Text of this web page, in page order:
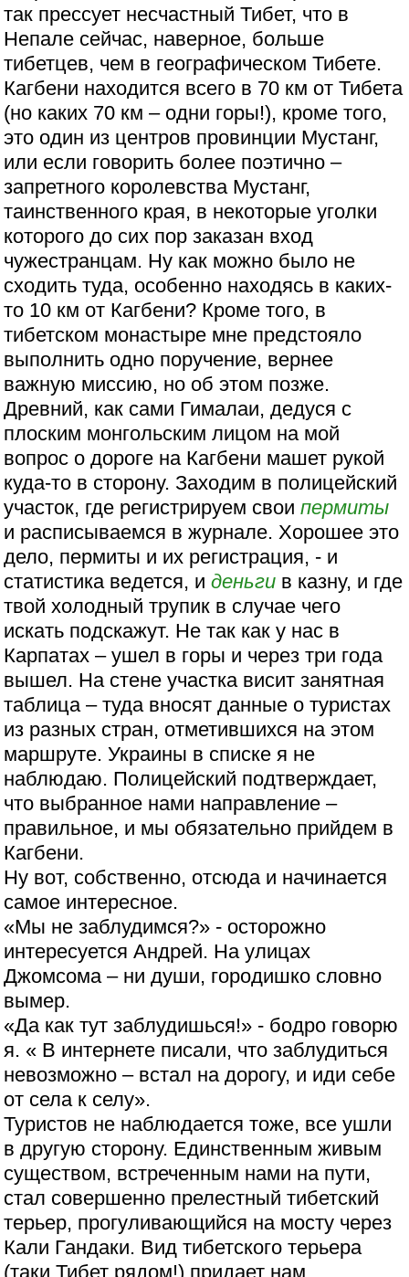
так прессует несчастный Тибет, что в
Непале сейчас, наверное, больше
тибетцев, чем в географическом Тибете.
Кагбени находится всего в 70 км от Тибета
(но каких 70 км – одни горы!), кроме того,
это один из центров провинции Мустанг,
или если говорить более поэтично –
запретного королевства Мустанг,
таинственного края, в некоторые уголки
которого до сих пор заказан вход
чужестранцам. Ну как можно было не
сходить туда, особенно находясь в каких-
то 10 км от Кагбени? Кроме того, в
тибетском монастыре мне предстояло
выполнить одно поручение, вернее
важную миссию, но об этом позже.
Древний, как сами Гималаи, дедуся с
плоским монгольским лицом на мой
вопрос о дороге на Кагбени машет рукой
куда-то в сторону. Заходим в полицейский
участок, где регистрируем своипермиты
и расписываемся в журнале. Хорошее это
дело, пермиты и их регистрация, - и
статистика ведется, иденьги в казну, и где
твой холодный трупик в случае чего
искать подскажут. Не так как у нас в
Карпатах – ушел в горы и через три года
вышел. На стене участка висит занятная
таблица – туда вносят данные о туристах
из разных стран, отметившихся на этом
маршруте. Украины в списке я не
наблюдаю. Полицейский подтверждает,
что выбранное нами направление –
правильное, и мы обязательно прийдем в
Кагбени.
Ну вот, собственно, отсюда и начинается
самое интересное.
«Мы не заблудимся?» - осторожно
интересуется Андрей. На улицах
Джомсома – ни души, городишко словно
вымер.
«Да как тут заблудишься!» - бодро говорю
я. « В интернете писали, что заблудиться
невозможно – встал на дорогу, и иди себе
от села к селу».
Туристов не наблюдается тоже, все ушли
в другую сторону. Единственным живым
существом, встреченным нами на пути,
стал совершенно прелестный тибетский
терьер, прогуливающийся на мосту через
Кали Гандаки. Вид тибетского терьера
(таки Тибет рядом!) придает нам